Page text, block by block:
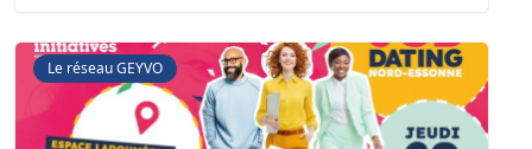
Le réseau GEYVO